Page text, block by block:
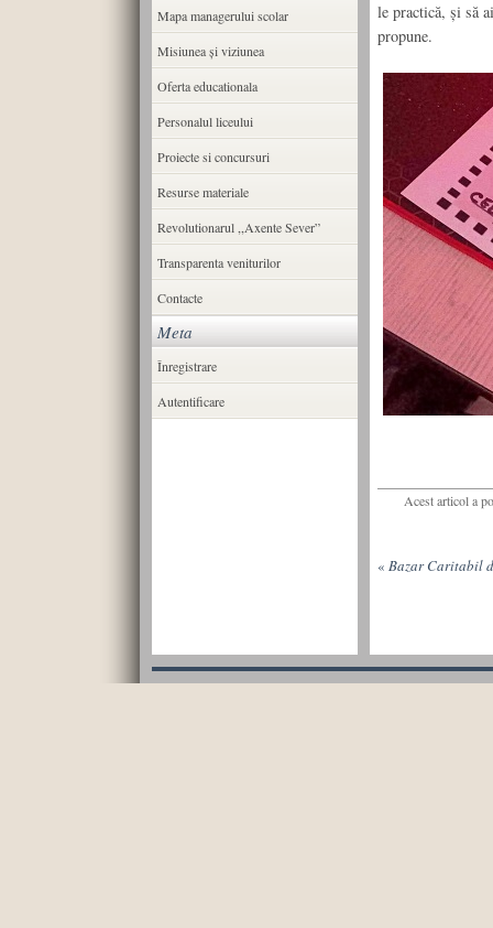
le practică, și să
propune.
Acest articol a
« Bazar Caritabil
Mapa managerului scolar
Misiunea şi viziunea
Oferta educationala
Personalul liceului
Proiecte si concursuri
Resurse materiale
Revolutionarul ,,Axente Sever”
Transparenta veniturilor
Contacte
Meta
Înregistrare
Autentificare